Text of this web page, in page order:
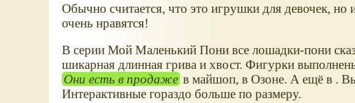
Обычно считается, что это игрушки для девочек,
очень нравятся!
В серии Мой Маленький Пони все лошадки-пони
шикарная длинная грива и хвост. Фигурки
Они есть в продажев майшоп, в Озоне. А ещё в .
Интерактивные гораздо больше по размеру.